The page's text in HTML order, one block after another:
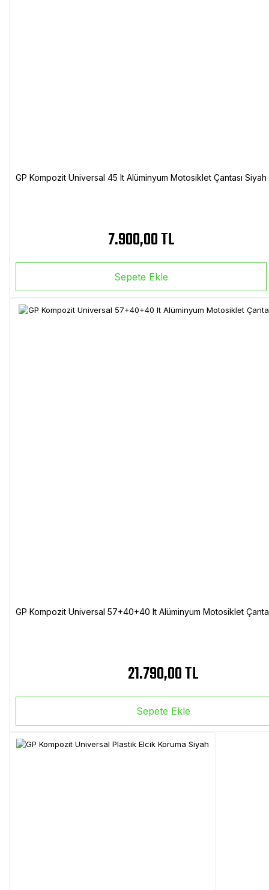
GP Kompozit Universal 45 lt Alüminyum Motosiklet Çantası Siyah
7.900,00 TL
Sepete Ekle
GP Kompozit Universal 57+40+40 lt Alüminyum Motosiklet
21.790,00 TL
Sepete Ekle